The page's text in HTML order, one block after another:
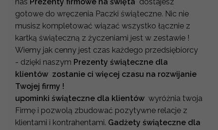
gotowe do wręczenia Paczki świąteczne. Nic nie
musisz kompletować wiązać wszystko łącznie z
kartką świąteczną z życzeniami jest w zestawie !
Wiemy jak cenny jest czas każdego przedsiębiorcy
- dzięki naszym Prezenty świąteczne dla
klientów zostanie ci więcej czasu na rozwijanie
Twojej firmy !
upominki świąteczne dla klientów wyróżnia twoja
Firmę i pozwolą zbudować pozytywne relacje z
klientami i kontrahentami. Gadżety świąteczne dla